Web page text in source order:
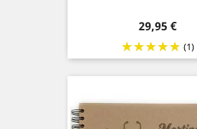
Prix
29,95 €
(1)